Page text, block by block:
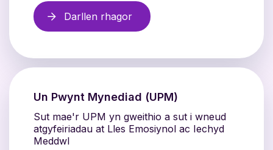
Darllen rhagor
Un Pwynt Mynediad (UPM)
Sut mae'r UPM yn gweithio a sut i wneud
atgyfeiriadau at Lles Emosiynol ac Iechyd
Meddwl